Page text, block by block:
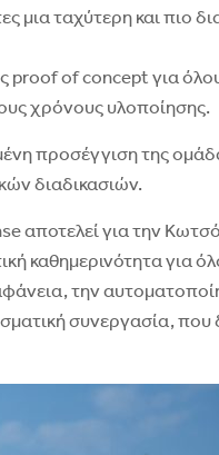
ταχύτερη και πιο
of concept για
χρόνους υλοποίησης.
προσέγγιση της
διαδικασιών.
αποτελεί για την
καθημερινότητα για
την
συνεργασία, που